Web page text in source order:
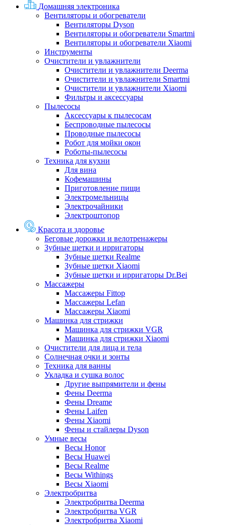
Домашняя электроника
Вентиляторы и обогреватели
Вентиляторы Dyson
Вентиляторы и обогреватели Smartmi
Вентиляторы и обогреватели Xiaomi
Инструменты
Очистители и увлажнители
Очистители и увлажнители Deerma
Очистители и увлажнители Smartmi
Очистители и увлажнители Xiaomi
Фильтры и аксессуары
Пылесосы
Аксессуары к пылесосам
Беспроводные пылесосы
Проводные пылесосы
Робот для мойки окон
Роботы-пылесосы
Техника для кухни
Для вина
Кофемашины
Приготовление пищи
Электромельницы
Электрочайники
Электроштопор
Красота и здоровье
Беговые дорожки и велотренажеры
Зубные щетки и ирригаторы
Зубные щетки Realme
Зубные щетки Xiaomi
Зубные щетки и ирригаторы Dr.Bei
Массажеры
Массажеры Fittop
Массажеры Lefan
Массажеры Xiaomi
Машинка для стрижки
Машинка для стрижки VGR
Машинка для стрижки Xiaomi
Очистители для лица и тела
Солнечная очки и зонты
Техника для ванны
Укладка и сушка волос
Другие выпрямители и фены
Фены Deerma
Фены Dreame
Фены Laifen
Фены Xiaomi
Фены и стайлеры Dyson
Умные весы
Весы Honor
Весы Huawei
Весы Realme
Весы Withings
Весы Xiaomi
Электробритва
Электробритва Deerma
Электробритва VGR
Электробритва Xiaomi